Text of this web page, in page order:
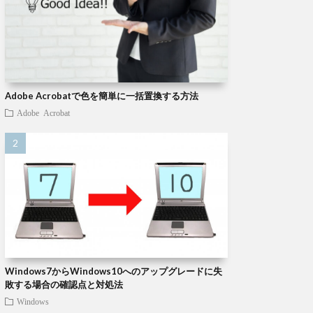
Adobe Acrobatで色を簡単に一括置換する方法
Adobe Acrobat
Windows7からWindows10へのアップグレードに失
敗する場合の確認点と対処法
Windows